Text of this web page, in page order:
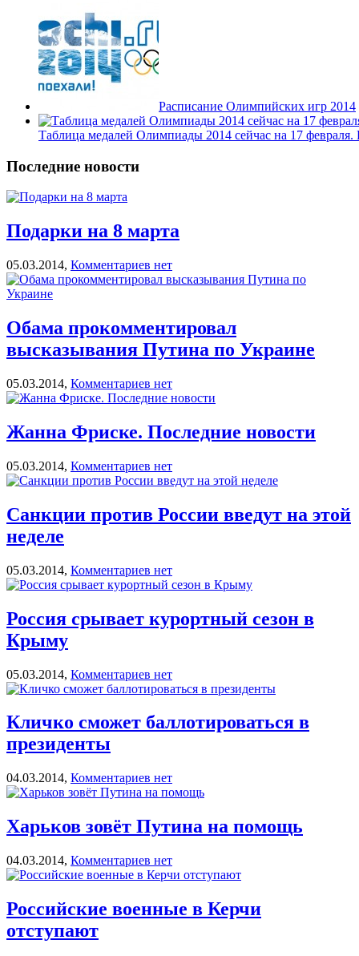
Расписание Олимпийских игр 2014
Таблица медалей Олимпиады 2014 сейчас на 17 февраля.
Последние новости
Подарки на 8 марта
05.03.2014, Комментариев нет
Обама прокомментировал
высказывания Путина по Украине
05.03.2014, Комментариев нет
Жанна Фриске. Последние новости
05.03.2014, Комментариев нет
Санкции против России введут на этой
неделе
05.03.2014, Комментариев нет
Россия срывает курортный сезон в
Крыму
05.03.2014, Комментариев нет
Кличко сможет баллотироваться в
президенты
04.03.2014, Комментариев нет
Харьков зовёт Путина на помощь
04.03.2014, Комментариев нет
Российские военные в Керчи
отступают